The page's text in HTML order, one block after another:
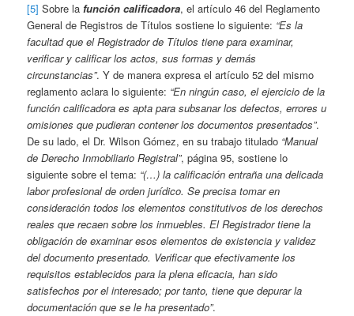
[5] Sobre lafunción calificadora, el artículo 46 del Reglamento
General de Registros de Títulos sostiene lo siguiente: “Es la
facultad que el Registrador de Títulos tiene para examinar,
verificar y calificar los actos, sus formas y demás
circunstancias”. Y de manera expresa el artículo 52 del mismo
reglamento aclara lo siguiente: “En ningún caso, el ejercicio de la
función calificadora es apta para subsanar los defectos, errores u
omisiones que pudieran contener los documentos presentados”.
De su lado, el Dr. Wilson Gómez, en su trabajo titulado “Manual
de Derecho Inmobiliario Registral”, página 95, sostiene lo
siguiente sobre el tema: “(…) la calificación entraña una delicada
labor profesional de orden jurídico. Se precisa tomar en
consideración todos los elementos constitutivos de los derechos
reales que recaen sobre los inmuebles. El Registrador tiene la
obligación de examinar esos elementos de existencia y validez
del documento presentado. Verificar que efectivamente los
requisitos establecidos para la plena eficacia, han sido
satisfechos por el interesado; por tanto, tiene que depurar la
documentación que se le ha presentado”.